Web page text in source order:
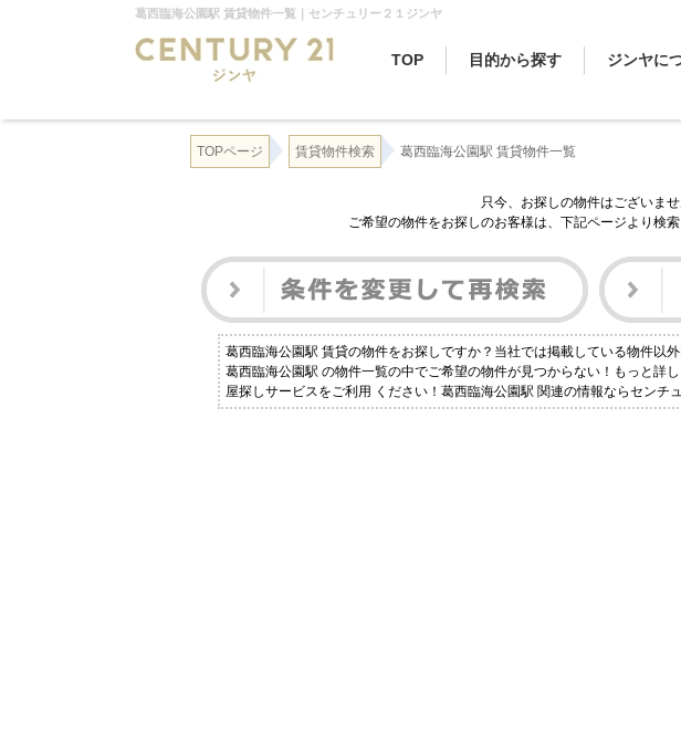
葛西臨海公園駅 賃貸物件一覧｜センチュリー２１ジンヤ
TOP 目的から探す ジンヤに
TOPページ 賃貸物件検索 葛西臨海公園駅 賃貸物件一覧
只今、お探しの物件はございませ
ご希望の物件をお探しのお客様は、下記ページより検索
葛西臨海公園駅 賃貸の物件をお探しですか？当社では掲載している物件以
葛西臨海公園駅 の物件一覧の中でご希望の物件が見つからない！もっと詳
屋探しサービスをご利用 ください！葛西臨海公園駅 関連の情報ならセンチ